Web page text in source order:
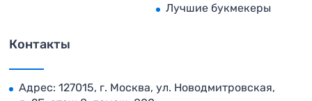
Лучшие букмекеры
Контакты
Адрес: 127015, г. Москва, ул. Новодмитровская,